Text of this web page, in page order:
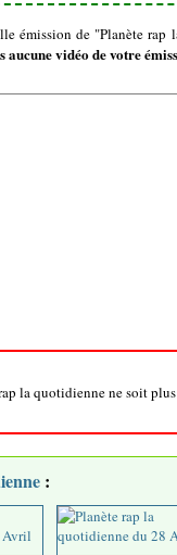
émission de "Planète rap
aucune vidéo de votre
la quotidienne ne soit
: